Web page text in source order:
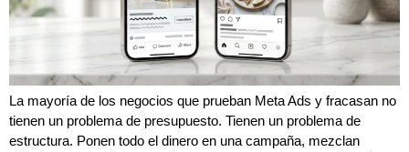
La mayoría de los negocios que prueban Meta Ads y fracasan no
tienen un problema de presupuesto. Tienen un problema de
estructura. Ponen todo el dinero en una campaña, mezclan